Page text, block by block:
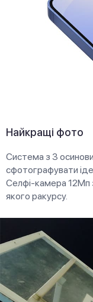
Найкращі фото
Система з 3
сфотографувати
Селфі-камера 12Мп
якого ракурсу.